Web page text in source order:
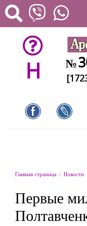
H №
Главная страница Новости
Первые